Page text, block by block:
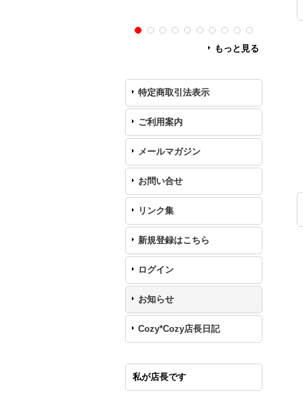
もっと見る
特定商取引法表示
ご利用案内
メールマガジン
お問い合せ
リンク集
新規登録はこちら
ログイン
お知らせ
Cozy*Cozy店長日記
私が店長です